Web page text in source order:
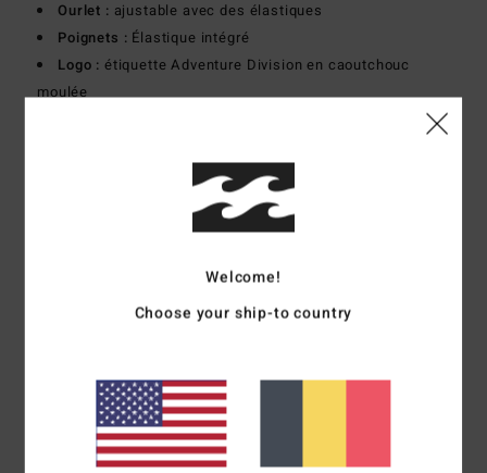
Ourlet : ajustable avec des élastiques
Poignets : Élastique intégré
Logo : étiquette Adventure Division en caoutchouc
moulée
[Matière Principale] 100% Polyuréthane
Livraison & Retours
Avis clients
Note moyenne
5.0
Welcome!
Choose your ship-to country